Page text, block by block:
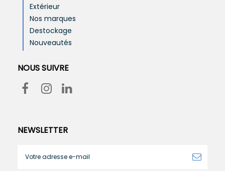
Extérieur
Nos marques
Destockage
Nouveautés
NOUS SUIVRE
NEWSLETTER